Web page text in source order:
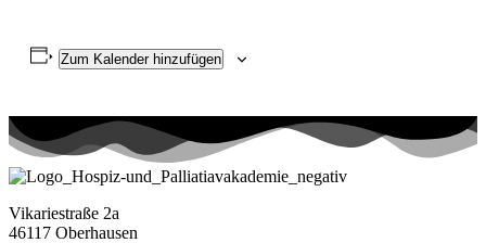
Zum Kalender hinzufügen
Vikariestraße 2a
46117 Oberhausen